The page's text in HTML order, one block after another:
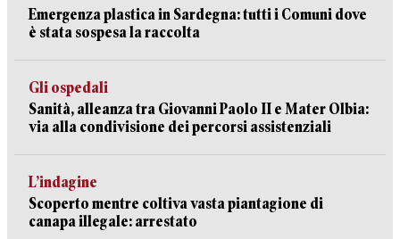
Emergenza plastica in Sardegna: tutti i Comuni dove
è stata sospesa la raccolta
Gli ospedali
Sanità, alleanza tra Giovanni Paolo II e Mater Olbia:
via alla condivisione dei percorsi assistenziali
L’indagine
Scoperto mentre coltiva vasta piantagione di
canapa illegale: arrestato